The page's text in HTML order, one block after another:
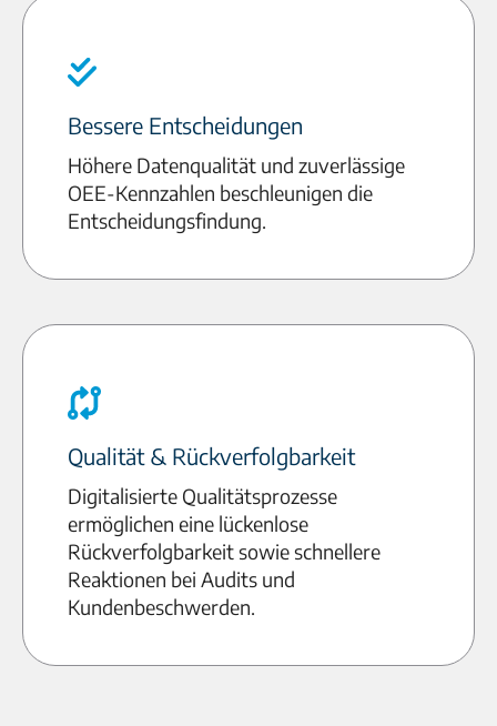
Bessere Entscheidungen
Höhere Datenqualität und zuverlässige
OEE-Kennzahlen beschleunigen die
Entscheidungsfindung.
Qualität & Rückverfolgbarkeit
Digitalisierte Qualitätsprozesse
ermöglichen eine lückenlose
Rückverfolgbarkeit sowie schnellere
Reaktionen bei Audits und
Kundenbeschwerden.